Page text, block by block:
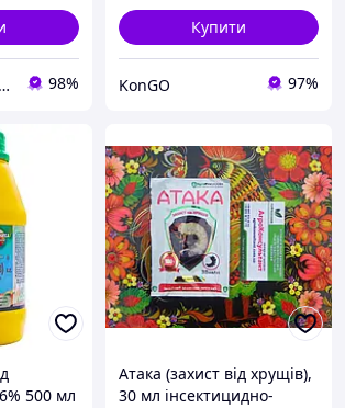
OptByt – чистота, защита, комфорт Средства для дома, сада 98%
Купити
KonGO 97%
500 мл
Атака (захист від хрущів),
30 мл інсектицидно-